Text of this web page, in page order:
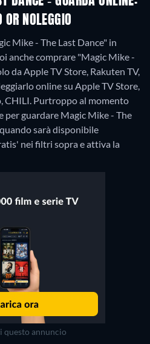
NOLEGGIO
Mike - The Last Dance" in
anche comprare "Magic Mike -
da Apple TV Store, Rakuten TV,
online su Apple TV Store,
CHILI. Purtroppo al momento
per guardare Magic Mike - The
sarà disponibile
nei filtri sopra e attiva la
questo annuncio